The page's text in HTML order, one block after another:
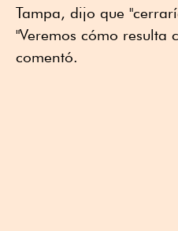
Tampa, dijo que
"Veremos cómo resulta
comentó.